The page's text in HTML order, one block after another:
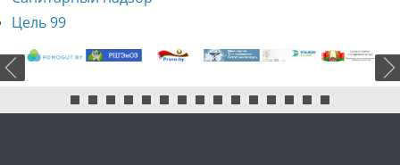
Цель 99